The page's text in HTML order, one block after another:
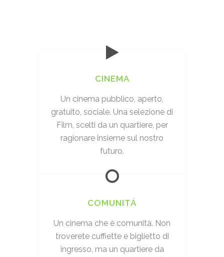
CINEMA
Un cinema pubblico, aperto,
gratuito, sociale. Una selezione di
Film, scelti da un quartiere, per
ragionare insieme sul nostro
futuro.
COMUNITÁ
Un cinema che è comunità. Non
troverete cuffiette e biglietto di
ingresso, ma un quartiere da